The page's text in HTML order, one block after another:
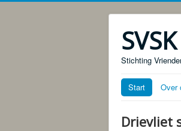
SVSK
Stichting
Start Over
Drievliet